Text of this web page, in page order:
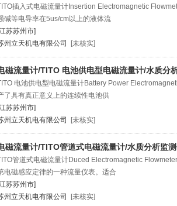
插入式电磁流量计Insertion Electromagnetic
碱等电导率在5us/cm以上的液体流
苏苏州市]
州立天机电有限公司
[未核实]
磁流量计/TITO 电池供电型电磁流量计/水质分
电池供电型电磁流量计Battery Power
了具有真正意义上的连续性电池供
苏苏州市]
州立天机电有限公司
[未核实]
磁流量计/TITO管道式电磁流量计/水质分析监
管道式电磁流量计Duced Electromagnetic
电磁感应定律的一种流量仪表。适合
苏苏州市]
州立天机电有限公司
[未核实]